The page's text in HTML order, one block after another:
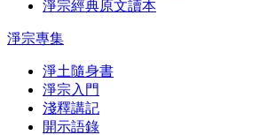
淨宗經典原文讀本
淨宗專集
淨土隨身書
淨宗入門
淺釋講記
開示語錄